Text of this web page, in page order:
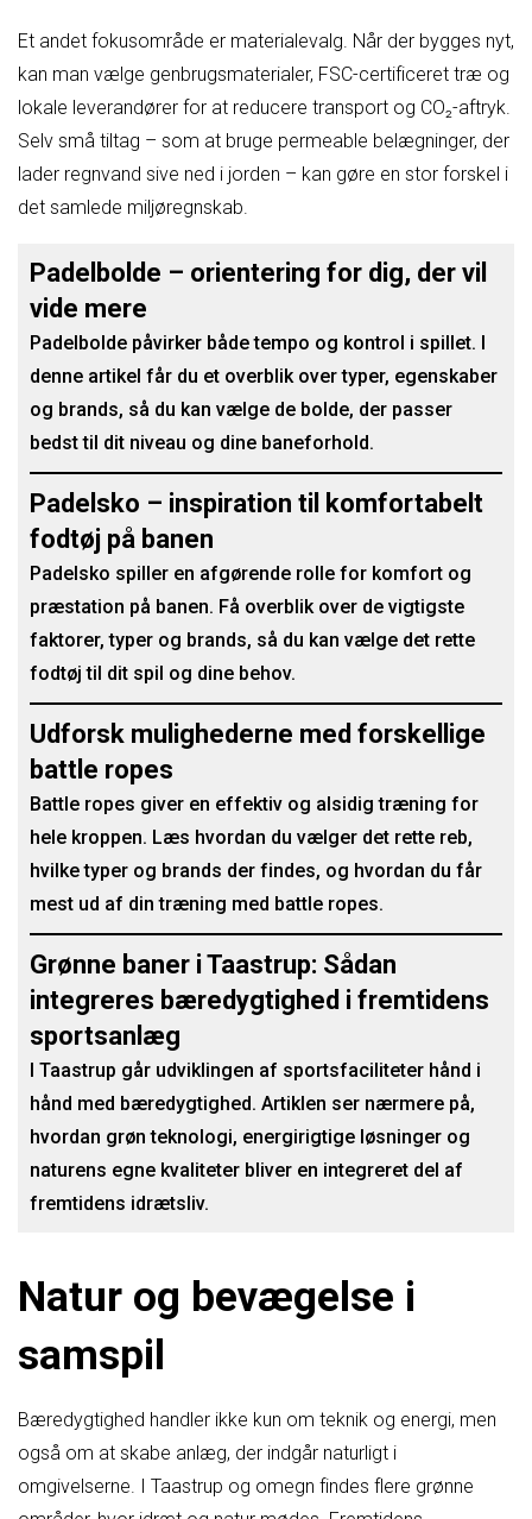
Et andet fokusområde er materialevalg. Når der bygges nyt,
kan man vælge genbrugsmaterialer, FSC-certificeret træ og
lokale leverandører for at reducere transport og CO₂-aftryk.
Selv små tiltag – som at bruge permeable belægninger, der
lader regnvand sive ned i jorden – kan gøre en stor forskel i
det samlede miljøregnskab.
Padelbolde – orientering for dig, der vil
vide mere
Padelbolde påvirker både tempo og kontrol i spillet. I
denne artikel får du et overblik over typer, egenskaber
og brands, så du kan vælge de bolde, der passer
bedst til dit niveau og dine baneforhold.
Padelsko – inspiration til komfortabelt
fodtøj på banen
Padelsko spiller en afgørende rolle for komfort og
præstation på banen. Få overblik over de vigtigste
faktorer, typer og brands, så du kan vælge det rette
fodtøj til dit spil og dine behov.
Udforsk mulighederne med forskellige
battle ropes
Battle ropes giver en effektiv og alsidig træning for
hele kroppen. Læs hvordan du vælger det rette reb,
hvilke typer og brands der findes, og hvordan du får
mest ud af din træning med battle ropes.
Grønne baner i Taastrup: Sådan
integreres bæredygtighed i fremtidens
sportsanlæg
I Taastrup går udviklingen af sportsfaciliteter hånd i
hånd med bæredygtighed. Artiklen ser nærmere på,
hvordan grøn teknologi, energirigtige løsninger og
naturens egne kvaliteter bliver en integreret del af
fremtidens idrætsliv.
Natur og bevægelse i
samspil
Bæredygtighed handler ikke kun om teknik og energi, men
også om at skabe anlæg, der indgår naturligt i
omgivelserne. I Taastrup og omegn findes flere grønne